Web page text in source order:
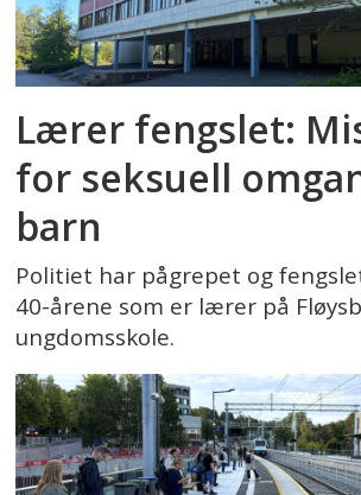
Lærer fengslet:
for seksuell
barn
Politiet har pågrepet og
40-årene som er lærer på
ungdomsskole.